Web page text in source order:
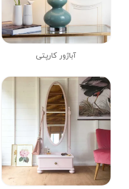
آباژور کارپتی